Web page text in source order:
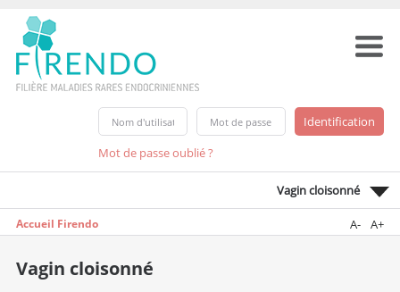
Mot de passe oublié ?
Vagin cloisonné
Accueil Firendo A- A+
Vagin cloisonné